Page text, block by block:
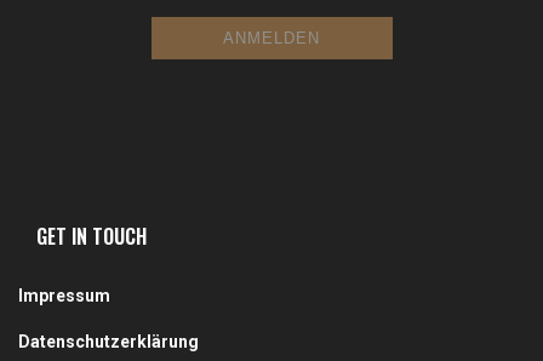
GET IN TOUCH
Impressum
Datenschutzerklärung